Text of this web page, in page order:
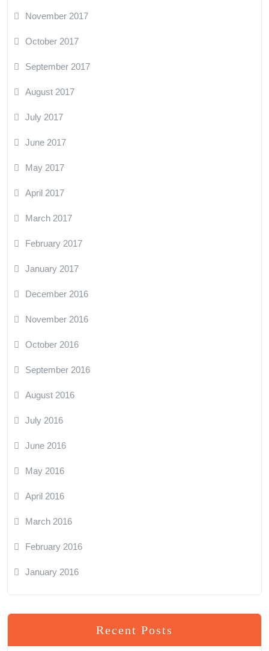
November 2017
October 2017
September 2017
August 2017
July 2017
June 2017
May 2017
April 2017
March 2017
February 2017
January 2017
December 2016
November 2016
October 2016
September 2016
August 2016
July 2016
June 2016
May 2016
April 2016
March 2016
February 2016
January 2016
Recent Posts